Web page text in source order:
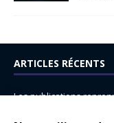
ARTICLES RÉCENTS
Les publications